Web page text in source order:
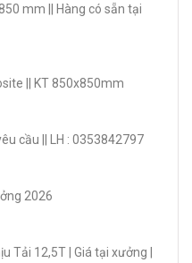
mm || Hàng có sẵn tại
|| KT 850x850mm
cầu || LH : 0353842797
2026
Tải 12,5T | Giá tại xưởng |